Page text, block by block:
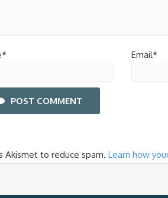
Email*
POST COMMENT
Akismet to reduce spam. Learn how